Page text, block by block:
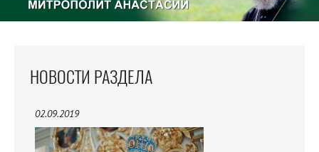
НОВОСТИ РАЗДЕЛА
02.09.2019